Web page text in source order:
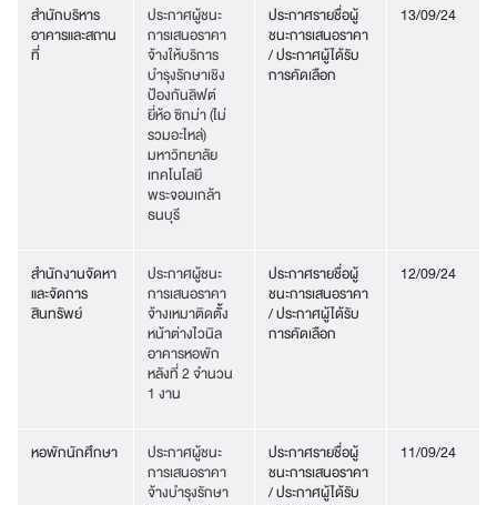
สำนักบริหาร
อาคารและสถาน
ที่
ประกาศผู้ชนะ
การเสนอราคา
จ้างให้บริการ
บำรุงรักษาเชิง
ป้องกันลิฟต์
ยี่ห้อ ซิกม่า (ไม่
รวมอะไหล่)
มหาวิทยาลัย
เทคโนโลยี
พระจอมเกล้า
ธนบุรี
ประกาศรายชื่อผู้
ชนะการเสนอราคา
/ ประกาศผู้ได้รับ
การคัดเลือก
13/09/24
สำนักงานจัดหา
และจัดการ
สินทรัพย์
ประกาศผู้ชนะ
การเสนอราคา
จ้างเหมาติดตั้ั้ง
หน้าต่างไวนิล
อาคารหอพัก
หลังที่ 2 จำนวน
1 งาน
ประกาศรายชื่อผู้
ชนะการเสนอราคา
/ ประกาศผู้ได้รับ
การคัดเลือก
12/09/24
หอพักนักศึกษา
ประกาศผู้ชนะ
การเสนอราคา
จ้างบำรุงรักษา
ประกาศรายชื่อผู้
ชนะการเสนอราคา
/ ประกาศผู้ได้รับ
11/09/24